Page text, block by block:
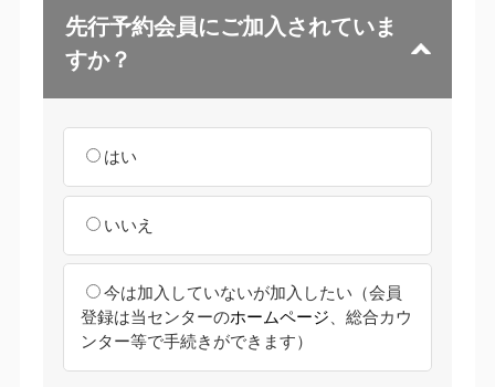
先行予約会員にご加入されていま
すか？
はい
いいえ
今は加入していないが加入したい （会員
登録は当センターのホームページ、総合カウ
ンター等で手続きができます）